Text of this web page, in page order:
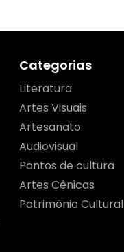
Categorias
Literatura
Artes Visuais
Artesanato
Audiovisual
Pontos de cultura
Artes Cênicas
Patrimônio Cultural